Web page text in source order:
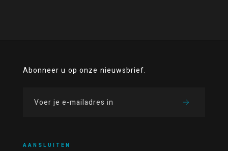
Abonneer u op onze nieuwsbrief.
AANSLUITEN